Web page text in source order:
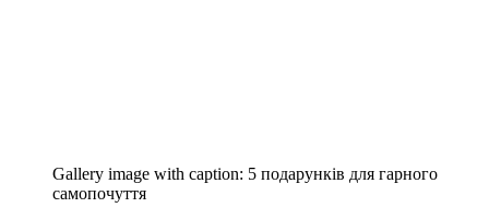
Gallery image with caption: 5 подарунків для гарного
самопочуття